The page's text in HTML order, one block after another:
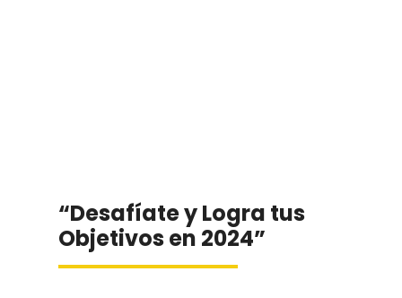
“Desafíate y Logra tus
Objetivos en 2024”